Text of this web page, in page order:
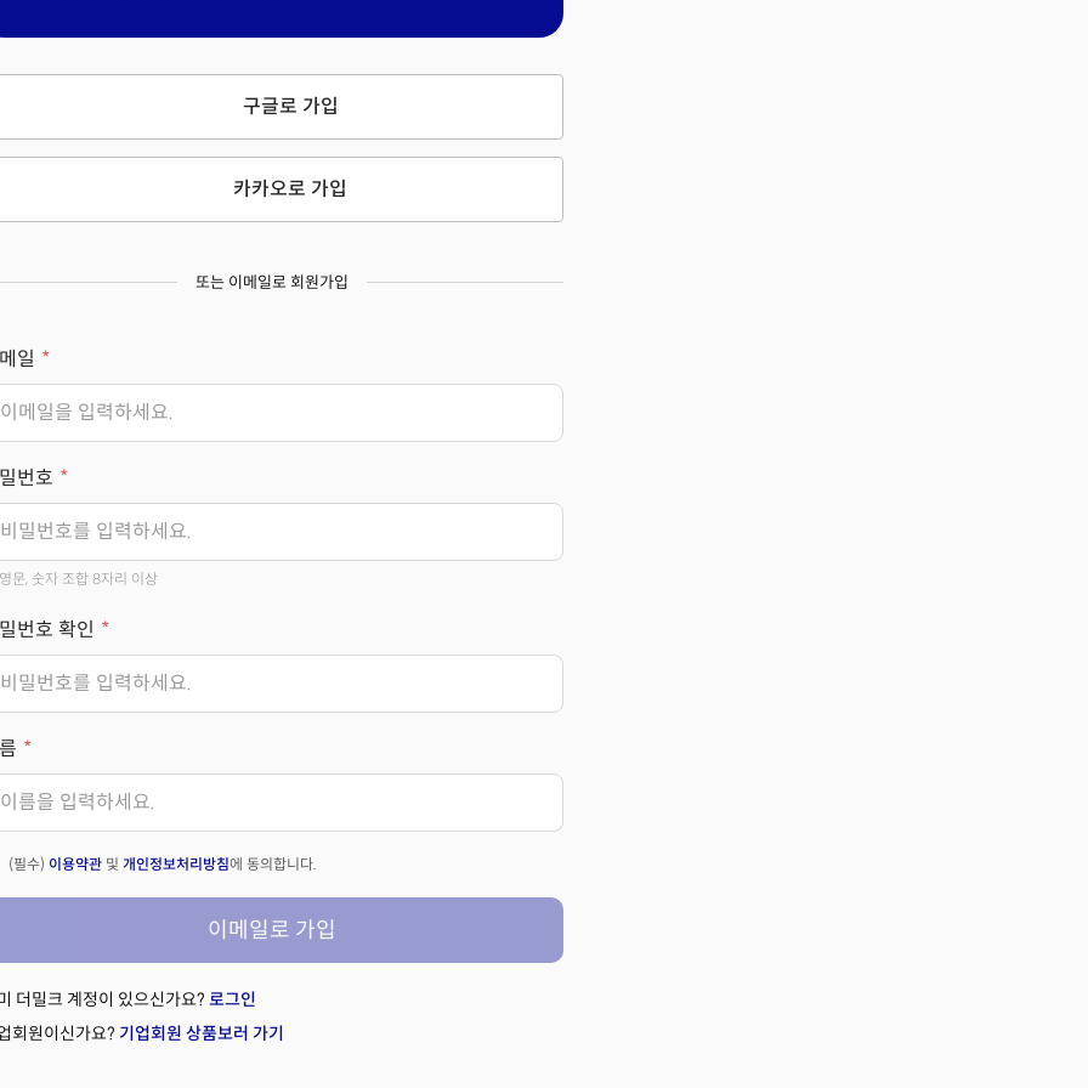
구글로 가입
카카오로 가입
또는 이메일로 회원가입
일
번호
영문, 숫자 조합 8자리 이상
번호 확인
(필수) 이용약관 및 개인정보처리방침에 동의합니다.
이메일로 가입
더밀크 계정이 있으신가요? 로그인
회원이신가요? 기업회원 상품보러 가기